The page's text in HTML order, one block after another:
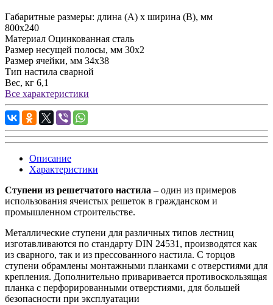
Габаритные размеры: длина (А) х ширина (В), мм
800х240
Материал Оцинкованная сталь
Размер несущей полосы, мм 30х2
Размер ячейки, мм 34х38
Тип настила сварной
Вес, кг 6,1
Все характеристики
Описание
Характеристики
Ступени из решетчатого настила – один из примеров
использования ячеистых решеток в гражданском и
промышленном строительстве.
Металлические ступени для различных типов лестниц
изготавливаются по стандарту DIN 24531, производятся как
из сварного, так и из прессованного настила. С торцов
ступени обрамлены монтажными планками с отверстиями для
крепления. Дополнительно приваривается противоскользящая
планка с перфорированными отверстиями, для большей
безопасности при эксплуатации